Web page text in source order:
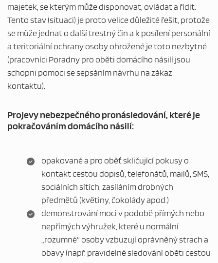
MAPA WEBU
majetek, se kterým může disponovat, ovládat a řídit.
Tento stav (situaci) je proto velice důležité řešit, protože
se může jednat o další trestný čin a k posílení personální
a teritoriální ochrany osoby ohrožené je toto nezbytné
(pracovníci Poradny pro oběti domácího násilí jsou
schopni pomoci se sepsáním návrhu na zákaz
kontaktu).
Projevy nebezpečného pronásledování, které je
pokračováním domácího násilí:
opakované a pro oběť skličující pokusy o
kontakt cestou dopisů, telefonátů, mailů, SMS,
sociálních sítích, zasíláním drobných
předmětů (květiny, čokolády apod.)
demonstrování moci v podobě přímých nebo
nepřímých výhružek, které u normální
„rozumné“ osoby vzbuzují oprávněný strach a
obavy (např. pravidelné sledování oběti cestou